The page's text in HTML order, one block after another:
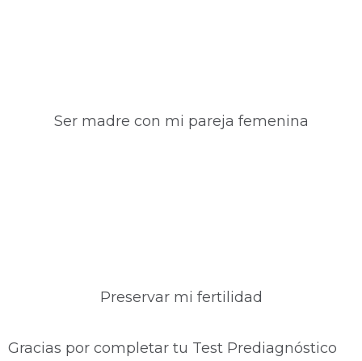
Ser madre con mi pareja femenina
Preservar mi fertilidad
Gracias por completar tu Test Prediagnóstico